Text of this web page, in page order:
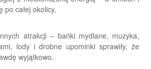
po całej okolicy.
atrakcji – bańki mydlane, muzyka,
lody i drobne upominki sprawiły, że
wyjątkowo.